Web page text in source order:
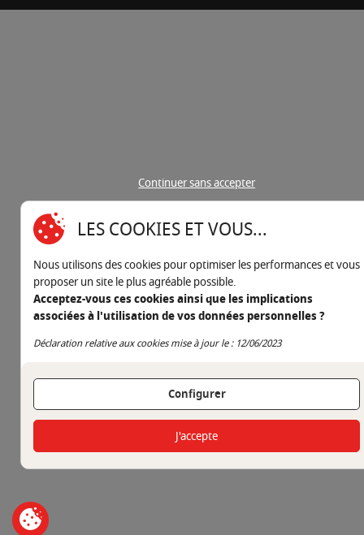
Continuer sans accepter
LES COOKIES ET VOUS...
Nous utilisons des cookies pour optimiser les performances et vous
proposer un site le plus agréable possible.
Acceptez-vous ces cookies ainsi que les implications
associées à l'utilisation de vos données personnelles ?
Déclaration relative aux cookies mise à jour le : 12/06/2023
Configurer
Continuer sans accepter
J'accepte